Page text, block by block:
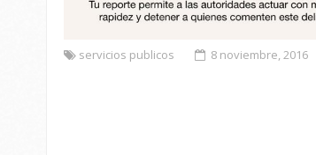
servicios publicos 8 noviembre, 2016